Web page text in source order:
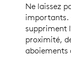
Ne laissez
importants.
suppriment
proximité,
aboiements